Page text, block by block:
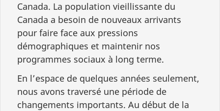
Canada. La population vieillissante du
Canada a besoin de nouveaux arrivants
pour faire face aux pressions
démographiques et maintenir nos
programmes sociaux à long terme.
En l’espace de quelques années seulement,
nous avons traversé une période de
changements importants. Au début de la